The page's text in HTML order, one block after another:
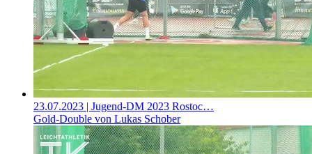
23.07.2023 | Jugend-DM 2023 Rostoc…
Gold-Double von Lukas Schober